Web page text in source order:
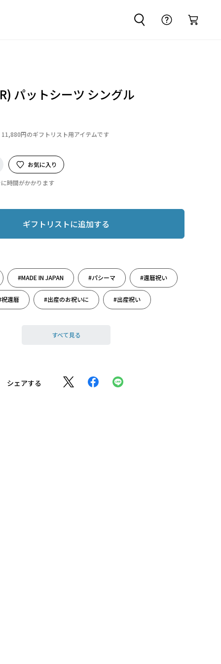
パットシーツ シングル
11,880円のギフトリスト用アイテムです
お気に入り
時間がかかります
ギフトリストに追加する
#MADE IN JAPAN #パシーマ #還暦祝い
祝還暦 #出産のお祝いに #出産祝い
すべて見る
シェアする